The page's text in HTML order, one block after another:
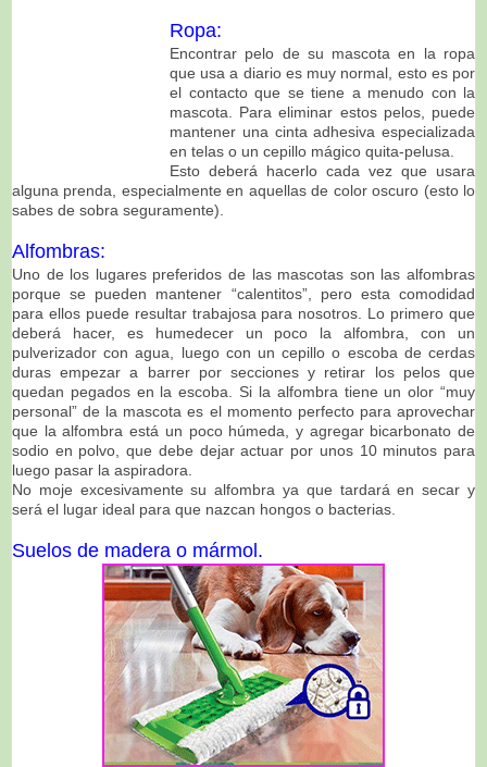
Ropa:
Encontrar pelo de su mascota en la ropa
que usa a diario es muy normal, esto es por
el contacto que se tiene a menudo con la
mascota. Para eliminar estos pelos, puede
mantener una cinta adhesiva especializada
en telas o un cepillo mágico quita-pelusa.
Esto deberá hacerlo cada vez que usara
alguna prenda, especialmente en aquellas de color oscuro (esto lo
sabes de sobra seguramente).
Alfombras:
Uno de los lugares preferidos de las mascotas son las alfombras
porque se pueden mantener “calentitos”, pero esta comodidad
para ellos puede resultar trabajosa para nosotros. Lo primero que
deberá hacer, es humedecer un poco la alfombra, con un
pulverizador con agua, luego con un cepillo o escoba de cerdas
duras empezar a barrer por secciones y retirar los pelos que
quedan pegados en la escoba. Si la alfombra tiene un olor “muy
personal” de la mascota es el momento perfecto para aprovechar
que la alfombra está un poco húmeda, y agregar bicarbonato de
sodio en polvo, que debe dejar actuar por unos 10 minutos para
luego pasar la aspiradora.
No moje excesivamente su alfombra ya que tardará en secar y
será el lugar ideal para que nazcan hongos o bacterias.
Suelos de madera o mármol.